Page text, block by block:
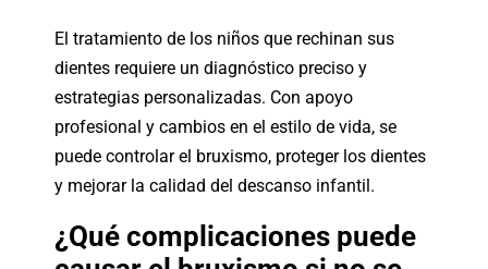
El tratamiento de los niños que rechinan sus
dientes requiere un diagnóstico preciso y
estrategias personalizadas. Con apoyo
profesional y cambios en el estilo de vida, se
puede controlar el bruxismo, proteger los dientes
y mejorar la calidad del descanso infantil.
¿Qué complicaciones puede